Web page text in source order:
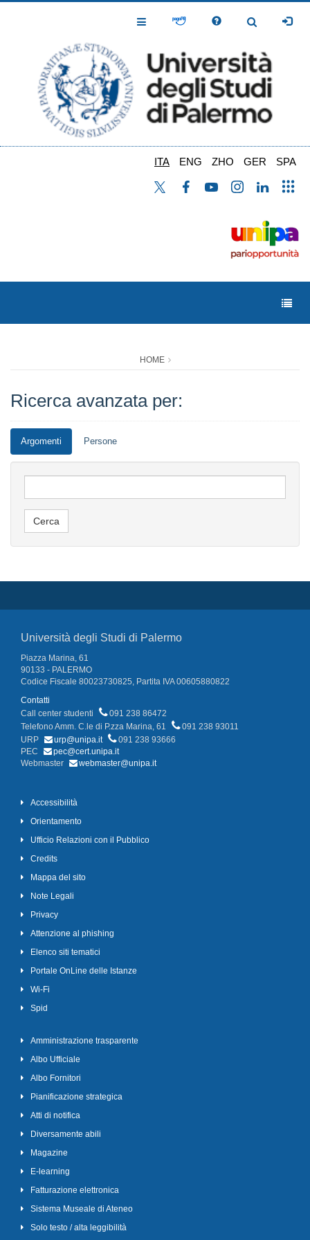
Toggle
Toggle
ITA ENG ZHO GER SPA
HOME
Ricerca avanzata per:
Argomenti Persone
Università degli Studi di Palermo
Piazza Marina, 61
90133 - PALERMO
Codice Fiscale 80023730825, Partita IVA 00605880822
Contatti
Call center studenti
091 238 86472
Telefono Amm. C.le di P.zza Marina, 61
091 238 93011
URP
urp@unipa.it
091 238 93666
PEC
pec@cert.unipa.it
Webmaster
webmaster@unipa.it
Accessibilità
Orientamento
Ufficio Relazioni con il Pubblico
Credits
Mappa del sito
Note Legali
Privacy
Attenzione al phishing
Elenco siti tematici
Portale OnLine delle Istanze
Wi-Fi
Spid
Amministrazione trasparente
Albo Ufficiale
Albo Fornitori
Pianificazione strategica
Atti di notifica
Diversamente abili
Magazine
E-learning
Fatturazione elettronica
Sistema Museale di Ateneo
Solo testo / alta leggibilità